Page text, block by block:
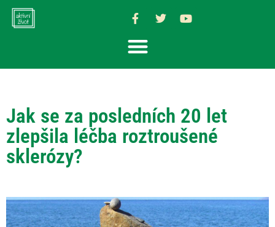
Jak se za posledních 20 let
zlepšila léčba roztroušené
sklerózy?